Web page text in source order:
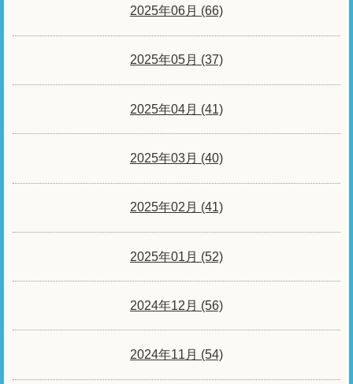
2025年06月 (66)
2025年05月 (37)
2025年04月 (41)
2025年03月 (40)
2025年02月 (41)
2025年01月 (52)
2024年12月 (56)
2024年11月 (54)